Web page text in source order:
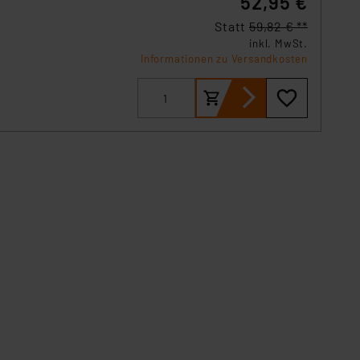
personenbezogene
bestehen.
Europäischen
Statt 59,82 € **
inkl. MwSt.
Informationen zu Versandkosten